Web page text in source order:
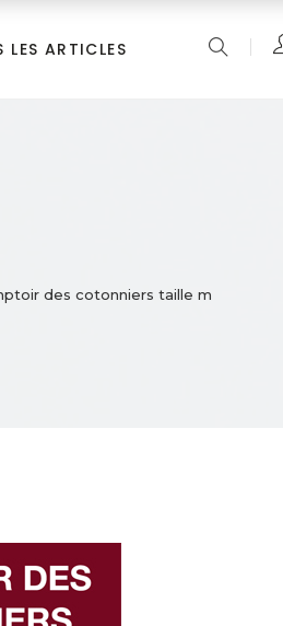
LES ARTICLES
des cotonniers taille m